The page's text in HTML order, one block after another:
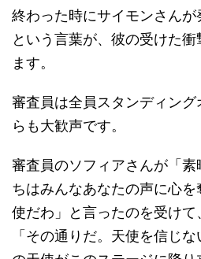
終わった時にサイモンさん
という言葉が、彼の受けた
ます。
審査員は全員スタンディン
らも大歓声です。
審査員のソフィアさんが「
ちはみんなあなたの声に心
使だわ」と言ったのを受けて
「その通りだ。天使を信じ